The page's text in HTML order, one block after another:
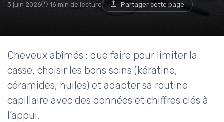
3 juin 2026 16 min de lecture Partager cette page
Cheveux abîmés : que faire pour limiter la
casse, choisir les bons soins (kératine,
céramides, huiles) et adapter sa routine
capillaire avec des données et chiffres clés à
l’appui.